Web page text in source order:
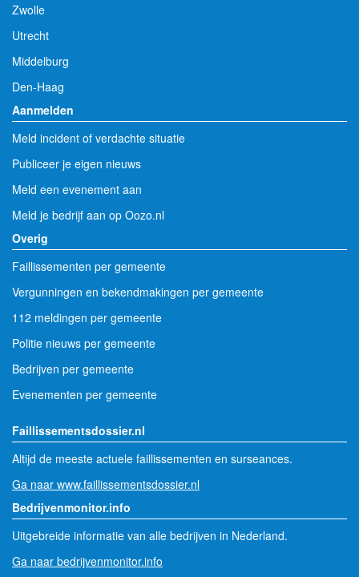
Zwolle
Utrecht
Middelburg
Den-Haag
Aanmelden
Meld incident of verdachte situatie
Publiceer je eigen nieuws
Meld een evenement aan
Meld je bedrijf aan op Oozo.nl
Overig
Faillissementen per gemeente
Vergunningen en bekendmakingen per gemeente
112 meldingen per gemeente
Politie nieuws per gemeente
Bedrijven per gemeente
Evenementen per gemeente
Faillissementsdossier.nl
Altijd de meeste actuele faillissementen en surseances.
Ga naar www.faillissementsdossier.nl
Bedrijvenmonitor.info
Uitgebreide informatie van alle bedrijven in Nederland.
Ga naar bedrijvenmonitor.info